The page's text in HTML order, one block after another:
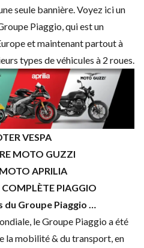
seule bannière. Voyez ici un
Piaggio, qui est un
et maintenant partout à
types de véhicules à 2 roues.
VESPA
MOTO GUZZI
APRILIA
PIAGGIO
Groupe Piaggio …
le Groupe Piaggio a été
la mobilité & du transport, en